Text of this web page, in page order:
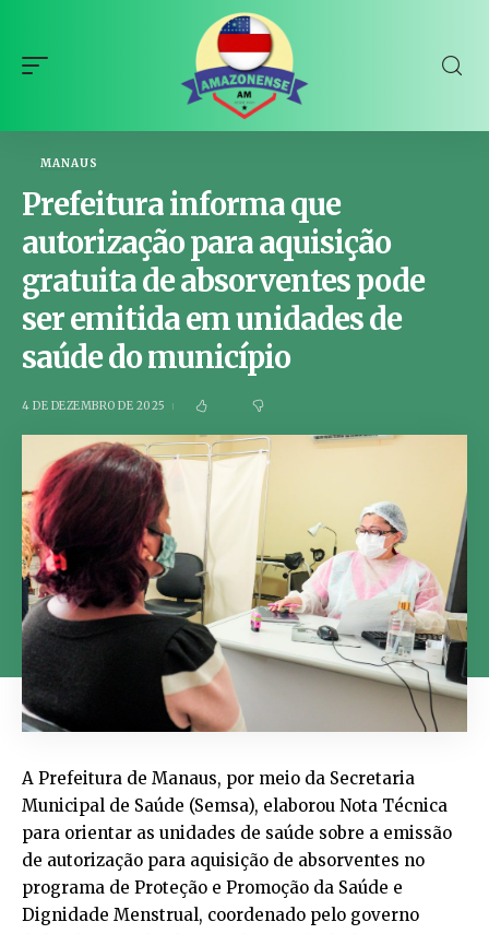
MANAUS
Prefeitura informa que
autorização para aquisição
gratuita de absorventes pode
ser emitida em unidades de
saúde do município
4 DE DEZEMBRO DE 2025
A Prefeitura de Manaus, por meio da Secretaria
Municipal de Saúde (Semsa), elaborou Nota Técnica
para orientar as unidades de saúde sobre a emissão
de autorização para aquisição de absorventes no
programa de Proteção e Promoção da Saúde e
Dignidade Menstrual, coordenado pelo governo